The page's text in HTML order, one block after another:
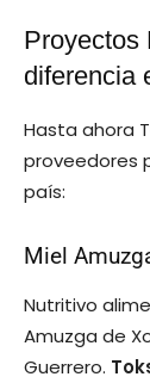
Proyectos
diferencia
Hasta ahora
proveedores
país:
Miel
Nutritivo
Amuzga de
Guerrero.